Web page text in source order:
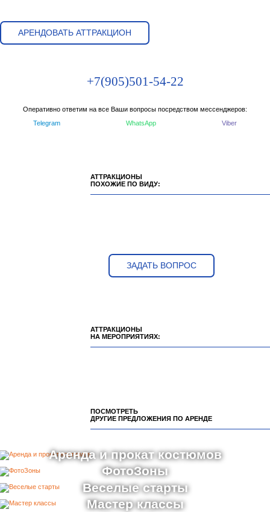
АРЕНДОВАТЬ АТТРАКЦИОН
+7(905)501-54-22
Оперативно ответим на все Ваши вопросы посредством мессенджеров:
Telegram
WhatsApp Viber
АТТРАКЦИОНЫ
ПОХОЖИЕ ПО ВИДУ:
ЗАДАТЬ ВОПРОС
АТТРАКЦИОНЫ
НА МЕРОПРИЯТИЯХ:
ПОСМОТРЕТЬ
ДРУГИЕ ПРЕДЛОЖЕНИЯ ПО АРЕНДЕ
Аренда и прокат костюмов
ФотоЗоны
Веселые старты
Мастер классы